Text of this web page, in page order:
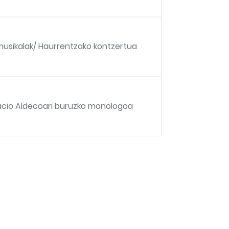
Haurrentzako kontzertua
Aldecoari buruzko monologoa